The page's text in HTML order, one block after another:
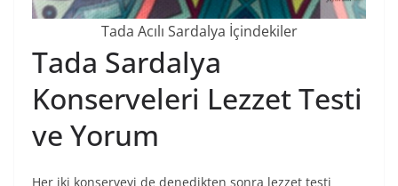
Tada Acılı Sardalya İçindekiler
Tada Sardalya
Konserveleri Lezzet Testi
ve Yorum
Her iki konserveyi de denedikten sonra lezzet testi